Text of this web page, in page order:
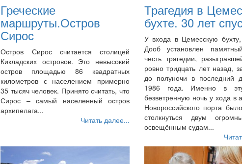
Греческие
маршруты.Остров
Сирос
Остров Сирос считается столицей
Кикладских островов. Это невысокий
остров площадью 86 квадратных
километров с населением примерно
35 тысяч человек. Принято считать, что
Сирос – самый населенный остров
архипелага...
Читать далее...
Трагедия в
бухте. 30 лет
У входа в Цемесскую
Дооб установлен
честь трагедии,
ровно тридцать лет назад,
до полуночи в последний
1986 года. Именно в
безветренную ночь у хода в
Новороссийского порта
столкнуться двум
освещённым судам...